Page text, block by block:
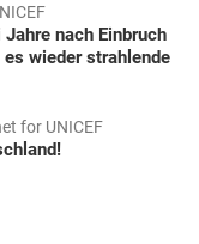
nach Einbruch
wieder strahlende
for UNICEF